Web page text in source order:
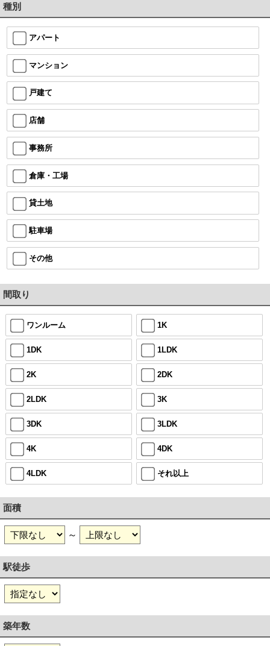
種別
アパート
マンション
戸建て
店舗
事務所
倉庫・工場
貸土地
駐車場
その他
間取り
ワンルーム 1K
1DK 1LDK
2K 2DK
2LDK 3K
3DK 3LDK
4K 4DK
4LDK それ以上
面積
～
駅徒歩
築年数